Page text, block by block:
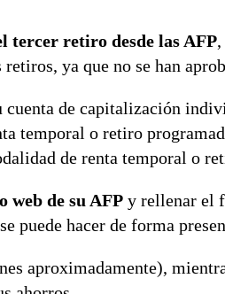
tercer retiro desde las AFP
ya que no se han
de capitalización
temporal o retiro
de renta temporal o
web de su AFP y rellenar el
puede hacer de forma
aproximadamente),